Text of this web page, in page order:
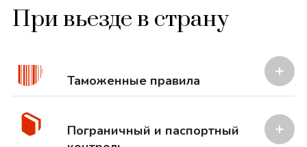
При вьезде в страну
Таможенные правила
Пограничный и паспортный